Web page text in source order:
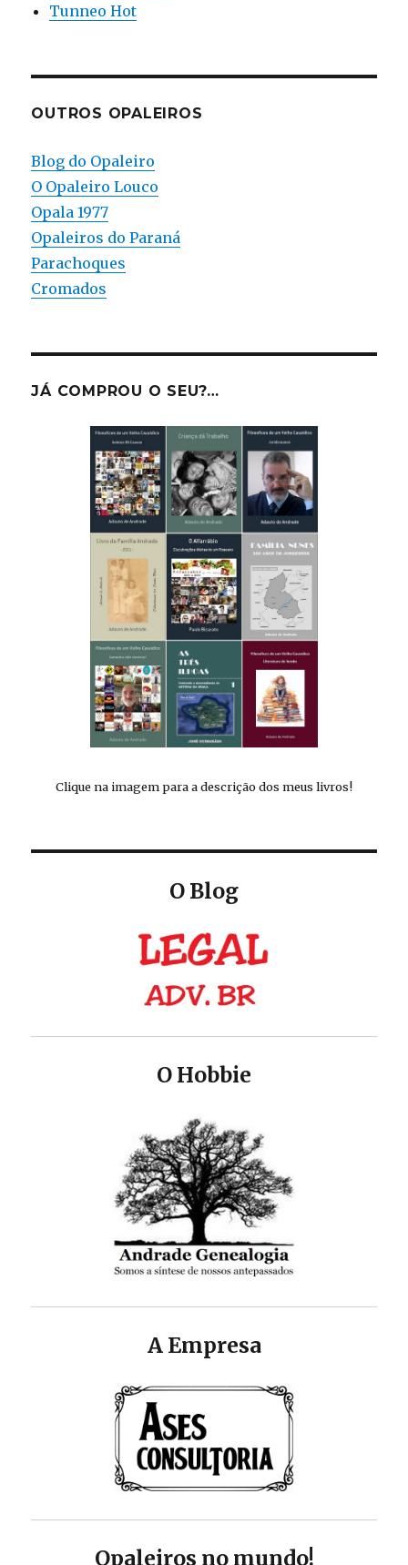
Tunneo Hot
OUTROS OPALEIROS
Blog do Opaleiro
O Opaleiro Louco
Opala 1977
Opaleiros do Paraná
Parachoques
Cromados
JÁ COMPROU O SEU?…
Clique na imagem para a descrição dos meus livros!
O Blog
O Hobbie
A Empresa
Opaleiros no mundo!